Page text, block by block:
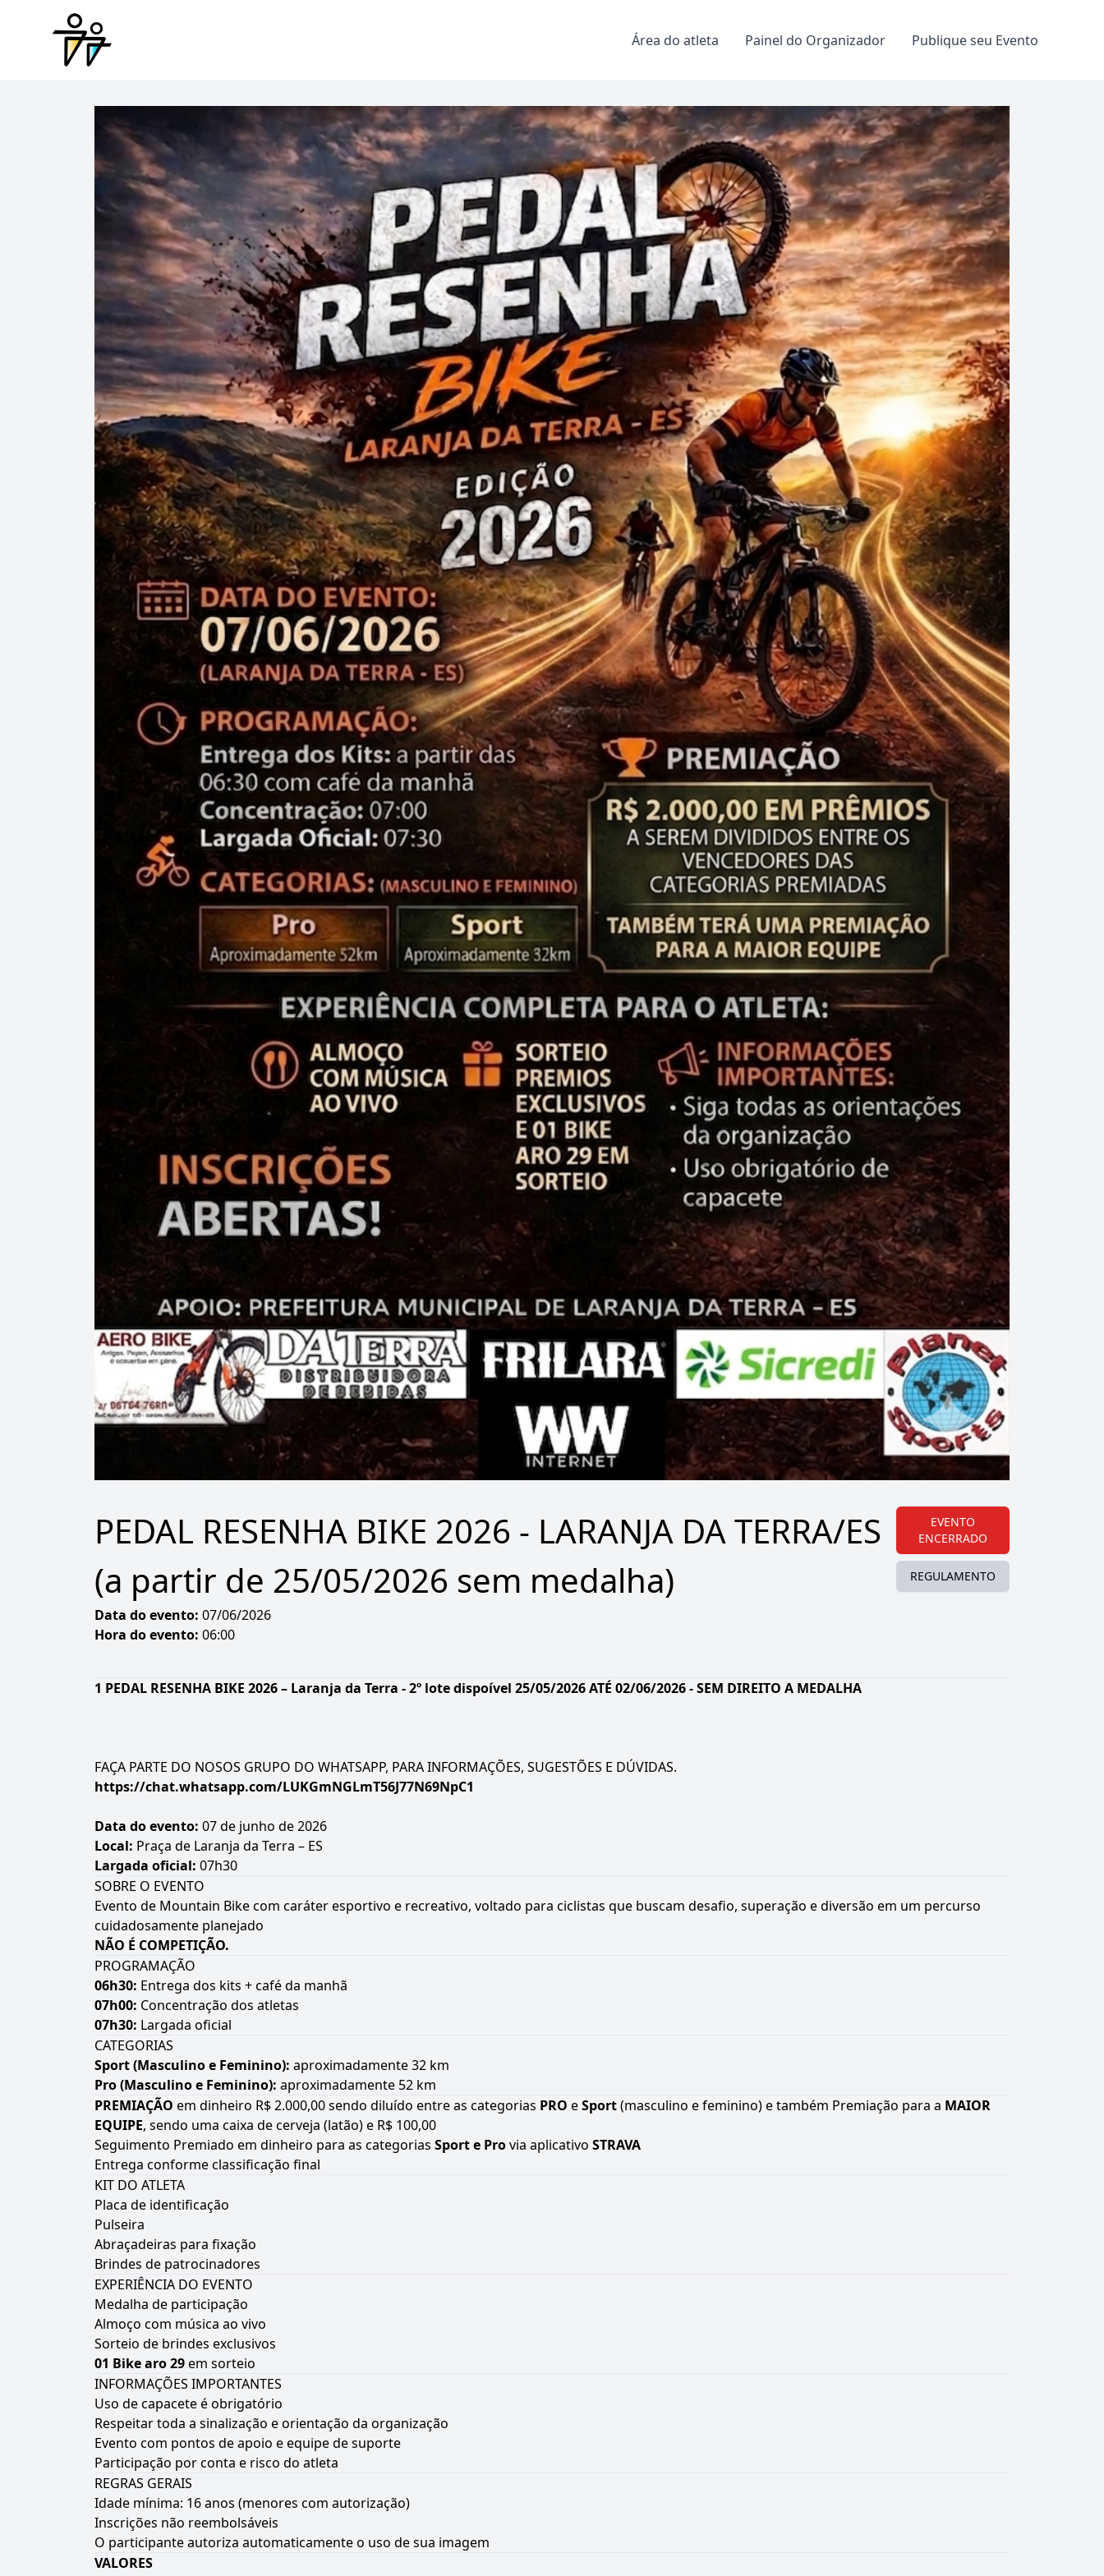
Área do atleta Painel do Organizador Publique seu Evento
PEDAL RESENHA BIKE 2026 - LARANJA DA TERRA/ES
(a partir de 25/05/2026 sem medalha)
Data do evento: 07/06/2026
Hora do evento: 06:00
EVENTO
ENCERRADO
REGULAMENTO
1 PEDAL RESENHA BIKE 2026 – Laranja da Terra -2º lote dispoível 25/05/2026 ATÉ 02/06/2026 - SEM DIREITO A MEDALHA
FAÇA PARTE DO NOSOS GRUPO DO WHATSAPP, PARA INFORMAÇÕES, SUGESTÕES E DÚVIDAS.
https://chat.whatsapp.com/LUKGmNGLmT56J77N69NpC1
Data do evento: 07 de junho de 2026
Local: Praça de Laranja da Terra – ES
Largada oficial: 07h30
SOBRE O EVENTO
Evento de Mountain Bike com caráter esportivo e recreativo, voltado para ciclistas que buscam desafio, superação e diversão em um percurso
cuidadosamente planejado
NÃO É COMPETIÇÃO.
PROGRAMAÇÃO
06h30: Entrega dos kits + café da manhã
07h00: Concentração dos atletas
07h30: Largada oficial
CATEGORIAS
Sport (Masculino e Feminino): aproximadamente 32 km
Pro (Masculino e Feminino): aproximadamente 52 km
PREMIAÇÃO em dinheiro R$ 2.000,00 sendo diluído entre as categorias PRO eSport(masculino e feminino) e também Premiação para a MAIOR
EQUIPE, sendo uma caixa de cerveja (latão) e R$ 100,00
Seguimento Premiado em dinheiro para as categorias Sport e Provia aplicativo STRAVA
Entrega conforme classificação final
KIT DO ATLETA
Placa de identificação
Pulseira
Abraçadeiras para fixação
Brindes de patrocinadores
EXPERIÊNCIA DO EVENTO
Medalha de participação
Almoço com música ao vivo
Sorteio de brindes exclusivos
01 Bike aro 29em sorteio
INFORMAÇÕES IMPORTANTES
Uso de capacete é obrigatório
Respeitar toda a sinalização e orientação da organização
Evento com pontos de apoio e equipe de suporte
Participação por conta e risco do atleta
REGRAS GERAIS
Idade mínima: 16 anos (menores com autorização)
Inscrições não reembolsáveis
O participante autoriza automaticamente o uso de sua imagem
VALORES